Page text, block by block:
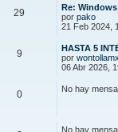
29
Re:
por pako
21 Feb 2024,
9
HASTA 5
por wontollamx
06 Abr 2026,
0 No hay
No hay